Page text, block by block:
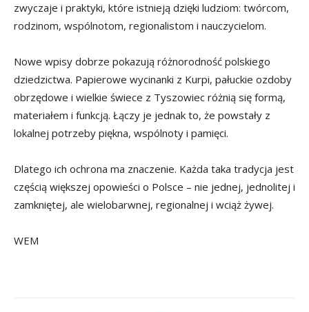
zwyczaje i praktyki, które istnieją dzięki ludziom: twórcom,
rodzinom, wspólnotom, regionalistom i nauczycielom.
Nowe wpisy dobrze pokazują różnorodność polskiego
dziedzictwa. Papierowe wycinanki z Kurpi, pałuckie ozdoby
obrzędowe i wielkie świece z Tyszowiec różnią się formą,
materiałem i funkcją. Łączy je jednak to, że powstały z
lokalnej potrzeby piękna, wspólnoty i pamięci.
Dlatego ich ochrona ma znaczenie. Każda taka tradycja jest
częścią większej opowieści o Polsce – nie jednej, jednolitej i
zamkniętej, ale wielobarwnej, regionalnej i wciąż żywej.
WEM